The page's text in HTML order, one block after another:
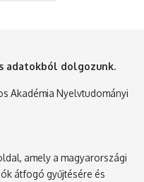
adatokból dolgozunk.
Akadémia Nyelvtudományi
amely a magyarországi
átfogó gyűjtésére és